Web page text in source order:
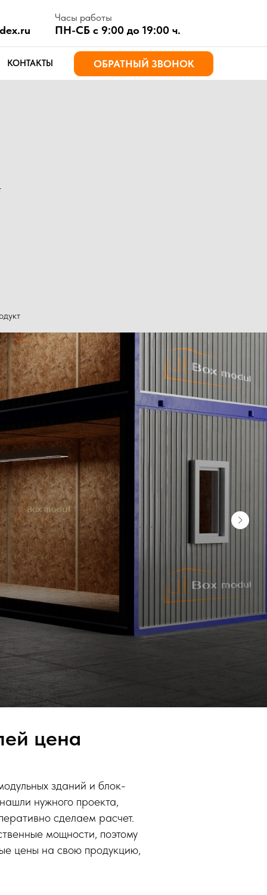
СБ с 9:00 до 19:00 ч.
ОБРАТНЫЙ ЗВОНОК
цена
зданий и блок-
нужного проекта,
сделаем расчет.
мощности, поэтому
цены на свою продукцию,